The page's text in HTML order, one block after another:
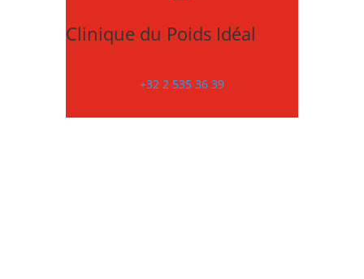
Clinique du Poids Idéal
+32 2 535 36 39